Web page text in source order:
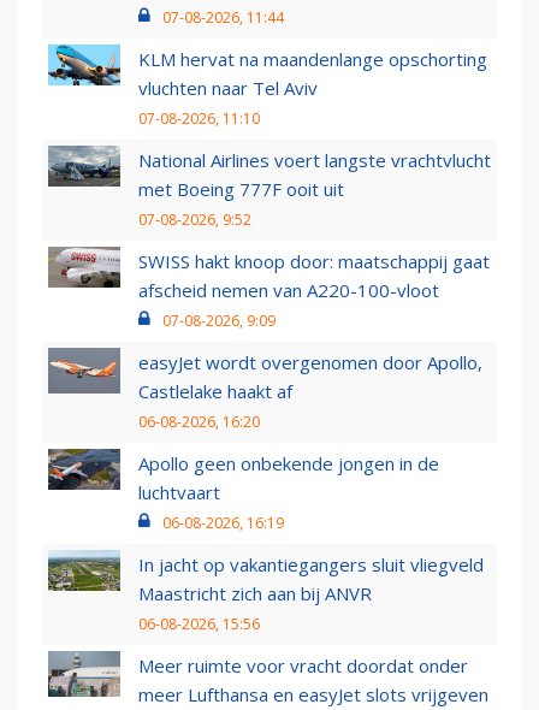
07-08-2026, 11:44
KLM hervat na maandenlange opschorting
vluchten naar Tel Aviv
07-08-2026, 11:10
National Airlines voert langste vrachtvlucht
met Boeing 777F ooit uit
07-08-2026, 9:52
SWISS hakt knoop door: maatschappij gaat
afscheid nemen van A220-100-vloot
07-08-2026, 9:09
easyJet wordt overgenomen door Apollo,
Castlelake haakt af
06-08-2026, 16:20
Apollo geen onbekende jongen in de
luchtvaart
06-08-2026, 16:19
In jacht op vakantiegangers sluit vliegveld
Maastricht zich aan bij ANVR
06-08-2026, 15:56
Meer ruimte voor vracht doordat onder
meer Lufthansa en easyJet slots vrijgeven